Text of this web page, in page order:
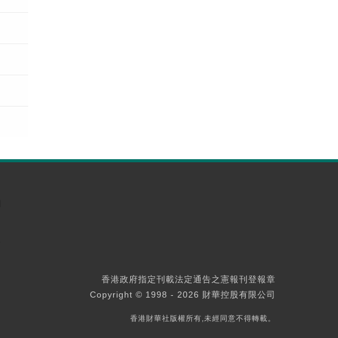
香港政府指定刊載法定通告之憲報刊登報章
Copyright © 1998 - 2026 財華控股有限公司
香港財華社版權所有,未經同意不得轉載。